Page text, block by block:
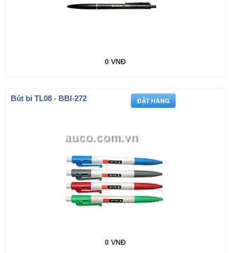
0 VNĐ
Bút bi TL08 - BBI-272
0 VNĐ